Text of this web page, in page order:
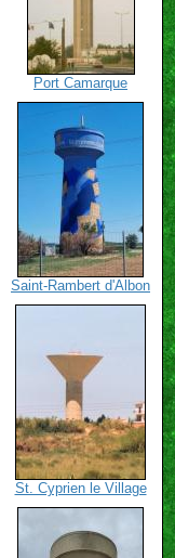
Port Camarque
Saint-Rambert d'Albon
St. Cyprien le Village